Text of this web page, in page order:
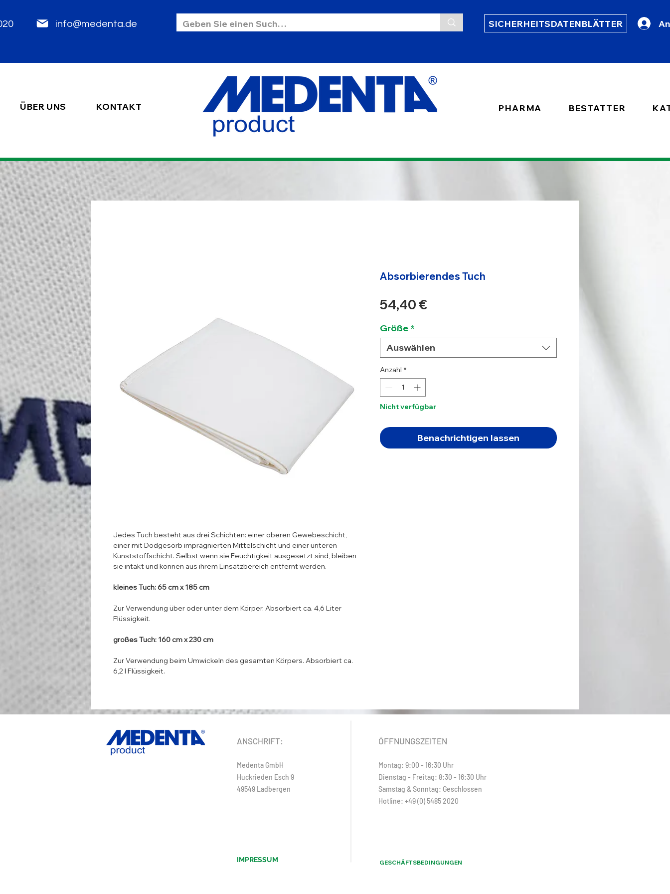
2020 info@medenta.de SICHERHEITSDATENBLÄTTER
ÜBER UNS KONTAKT PHARMA BESTATTER
Jedes Tuch besteht aus drei Schichten: einer oberen Gewebeschicht,
einer mit Dodgesorb imprägnierten Mittelschicht und einer unteren
Kunststoffschicht. Selbst wenn sie Feuchtigkeit ausgesetzt sind, bleiben
sie intakt und können aus ihrem Einsatzbereich entfernt werden.
kleines Tuch: 65 cm x 185 cm
Zur Verwendung über oder unter dem Körper. Absorbiert ca. 4,6 Liter
Flüssigkeit.
großes Tuch: 160 cm x 230 cm
Zur Verwendung beim Umwickeln des gesamten Körpers. Absorbiert ca.
6,2 l Flüssigkeit.
Absorbierendes Tuch
54,40 €Preis
Größe *
Auswählen
Anzahl *
Nicht verfügbar
Benachrichtigen lassen
ANSCHRIFT:
Medenta GmbH
Huckrieden Esch 9
49549 Ladbergen
IMPRESSUM
ÖFFNUNGSZEITEN
Montag: 9:00 - 16:30 Uhr
Dienstag - Freitag: 8:30 - 16:30 Uhr
Samstag & Sonntag: Geschlossen
Hotline: +49 (0) 5485 2020
GESCHÄFTSBEDINGUNGEN